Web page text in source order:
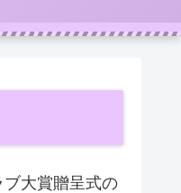
大賞贈呈式の